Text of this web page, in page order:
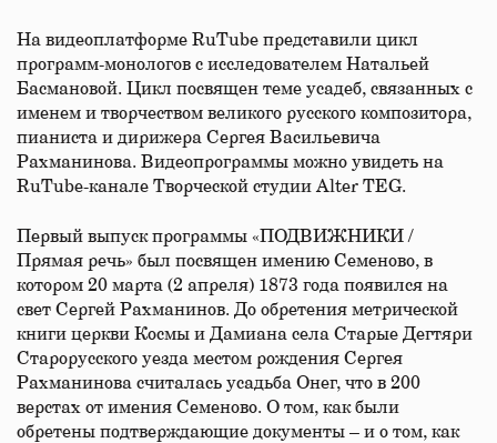
На видеоплатформе RuTube представили цикл
программ-монологов с исследователем Натальей
Басмановой. Цикл посвящен теме усадеб, связанных с
именем и творчеством великого русского композитора,
пианиста и дирижера Сергея Васильевича
Рахманинова. Видеопрограммы можно увидеть на
RuTube-канале Творческой студии Alter TEG.
Первый выпуск программы «ПОДВИЖНИКИ /
Прямая речь» был посвящен имению Семеново, в
котором 20 марта (2 апреля) 1873 года появился на
свет Сергей Рахманинов. До обретения метрической
книги церкви Космы и Дамиана села Старые Дегтяри
Старорусского уезда местом рождения Сергея
Рахманинова считалась усадьба Онег, что в 200
верстах от имения Семеново. О том, как были
обретены подтверждающие документы – и о том, как